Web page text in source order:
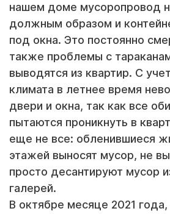
нашем доме мусоропровод
должным образом и
под окна. Это постоянно
также проблемы с
выводятся из квартир. С
климата в летнее время
двери и окна, так как все
пытаются проникнуть в
еще не все: обленившиеся
этажей выносят мусор, не
просто десантируют мусор
галерей.
В октябре месяце 2021 года,